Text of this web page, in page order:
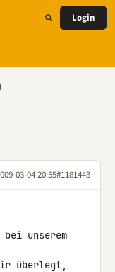
Login
03-04 20:55#1181443
unserem
überlegt,